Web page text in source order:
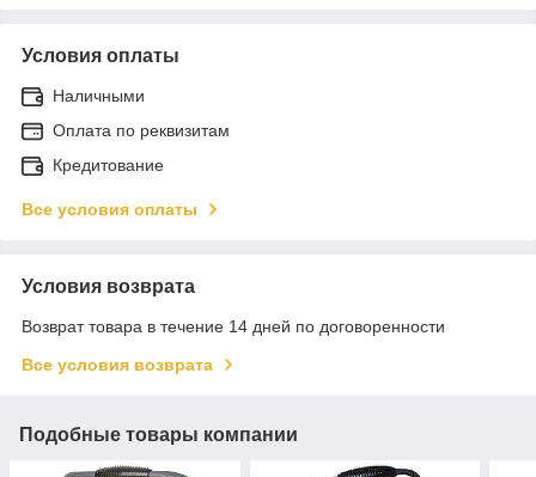
Условия оплаты
Наличными
Оплата по реквизитам
Кредитование
Все условия оплаты
Условия возврата
Возврат товара в течение 14 дней по договоренности
Все условия возврата
Подобные товары компании